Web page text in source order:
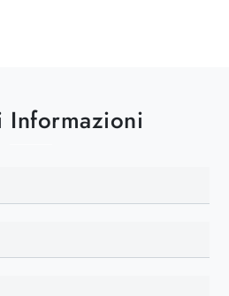
Informazioni